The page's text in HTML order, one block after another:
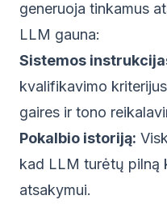
generuoja tinkamus
LLM gauna:
Sistemos
kvalifikavimo
gaires ir tono
Pokalbio istoriją:
kad LLM turėtų pilną
atsakymui.